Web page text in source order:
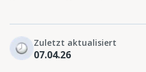
Zuletzt aktualisiert
07.04.26